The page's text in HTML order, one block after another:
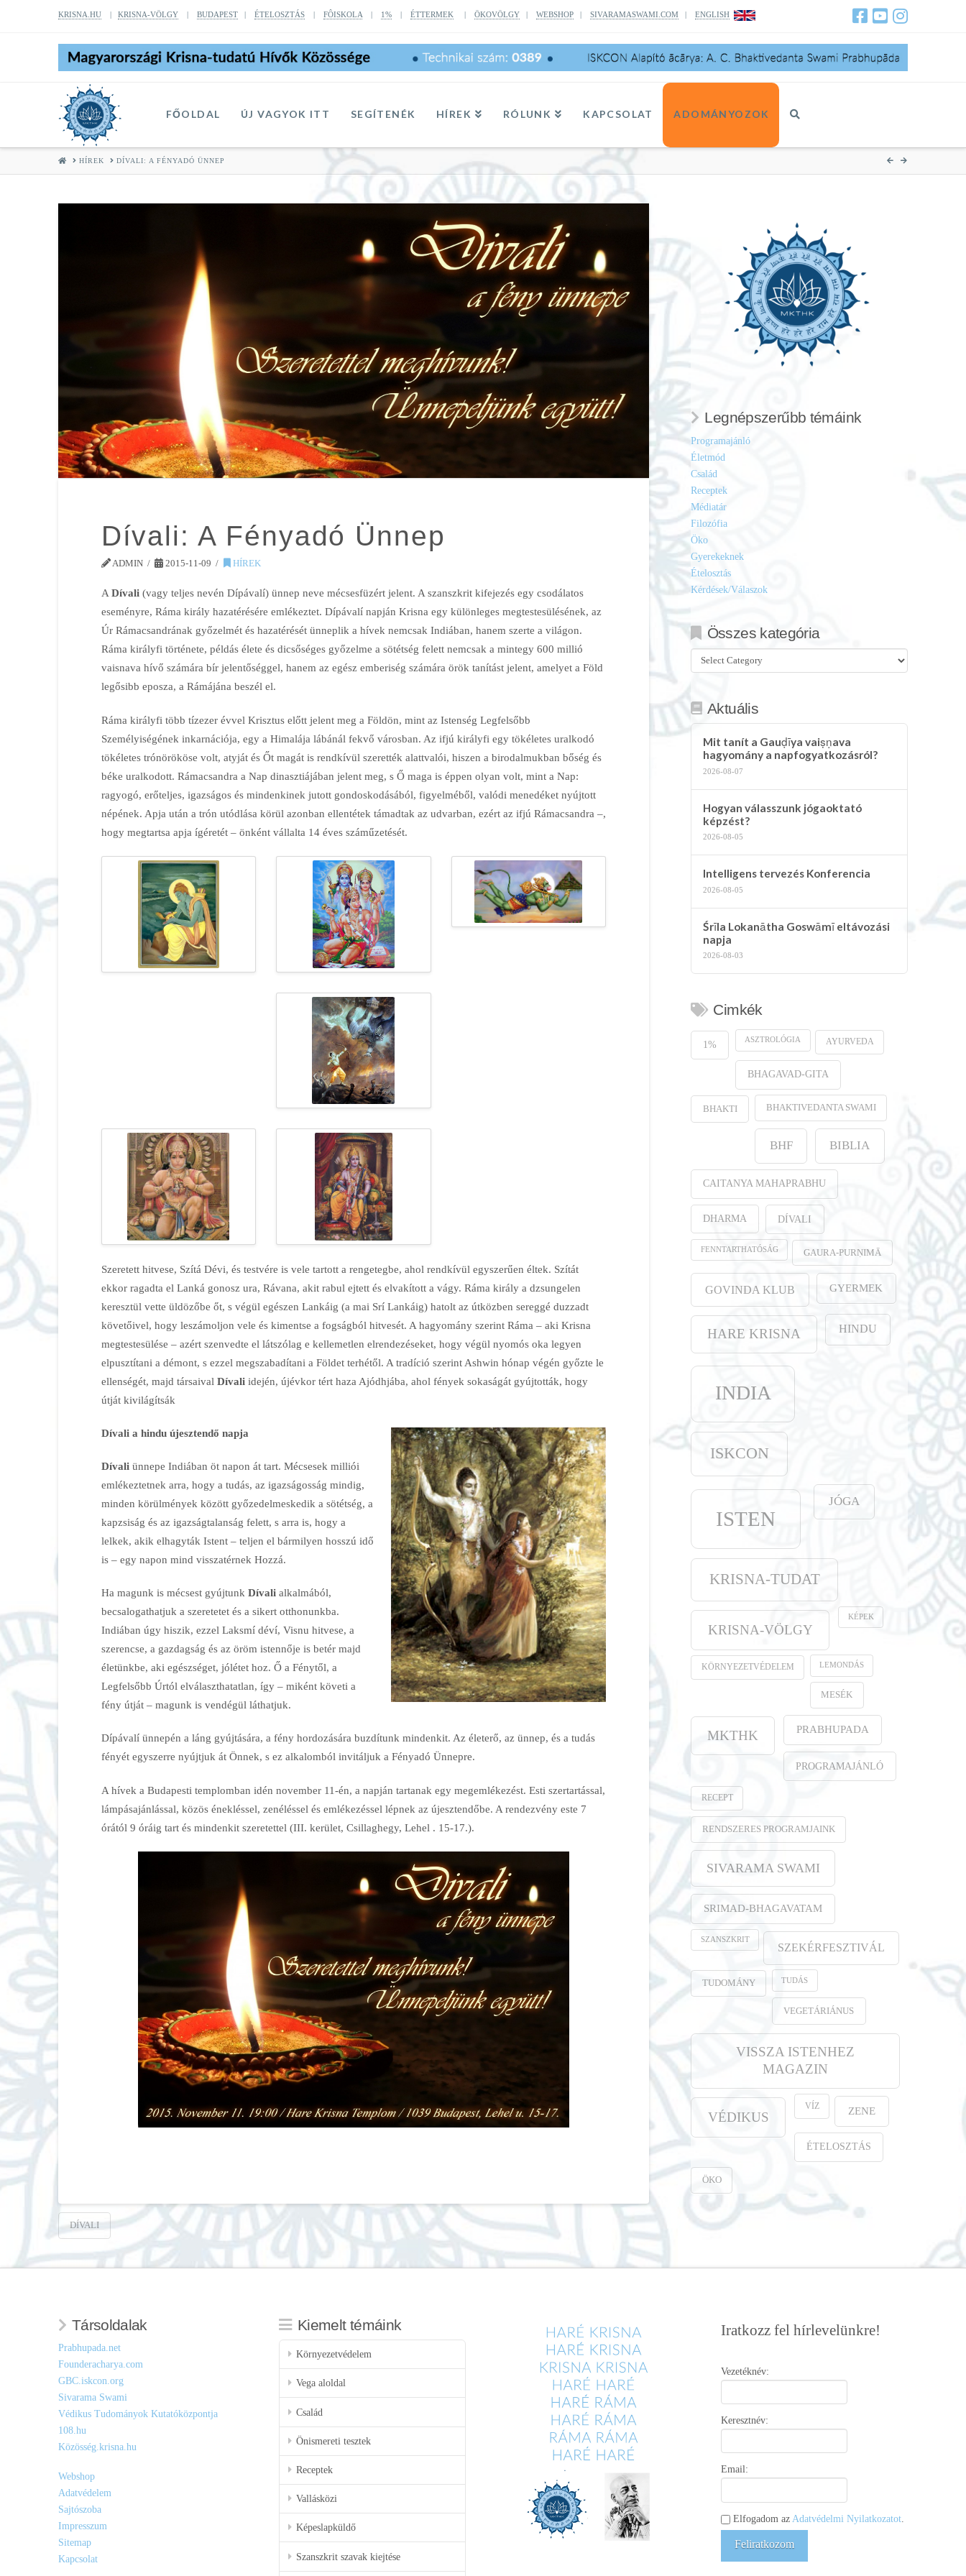
KRISNA.HU| KRISNA-VÖLGY| BUDAPEST| ÉTELOSZTÁS| FÔISKOLA| 1%| ÉTTERMEK | ÖKOVÖLGY| WEBSHOP| SIVARAMASWAMI.COM| ENGLISH
FŐOLDAL ÚJ VAGYOK ITT SEGÍTENÉK HÍREK RÓLUNK KAPCSOLAT ADOMÁNYOZOK
HOMEHÍREK DÍVALI: A FÉNYADÓ ÜNNEP
Dívali: A Fényadó Ünnep
ADMIN 2015-11-09 HÍREK
ADívali(vagy teljes nevén Dípávalí) ünnep neve mécsesfüzért jelent. A szanszkrit kifejezés egy csodálatos
eseményre, Ráma király hazatérésére emlékeztet. Dípávalí napján Krisna egy különleges megtestesülésének, az
Úr Rámacsandrának győzelmét és hazatérését ünneplik a hívek nemcsak Indiában, hanem szerte a világon.
Ráma királyfi története, példás élete és dicsőséges győzelme a sötétség felett nemcsak a mintegy 600 millió
vaisnava hívő számára bír jelentőséggel, hanem az egész emberiség számára örök tanítást jelent, amelyet a Föld
legősibb eposza, a Rámájána beszél el.
Ráma királyfi több tízezer évvel Krisztus előtt jelent meg a Földön, mint az Istenség Legfelsőbb
Személyiségének inkarnációja, egy a Himalája lábánál fekvő városban. Az ifjú királyfi egy tökéletes uralkodó
tökéletes trónörököse volt, atyját és Őt magát is rendkívül szerették alattvalói, hiszen a birodalmukban bőség és
béke uralkodott. Rámacsandra a Nap dinasztiájában jelent meg, s Ő maga is éppen olyan volt, mint a Nap:
ragyogó, erőteljes, igazságos és mindenkinek jutott gondoskodásából, figyelméből, valódi menedéket nyújtott
népének. Apja után a trón utódlása körül azonban ellentétek támadtak az udvarban, ezért az ifjú Rámacsandra –,
hogy megtartsa apja ígéretét – önként vállalta 14 éves száműzetését.
Szeretett hitvese, Szítá Dévi, és testvére is vele tartott a rengetegbe, ahol rendkívül egyszerűen éltek. Szítát
ekkor ragadta el Lanká gonosz ura, Rávana, akit rabul ejtett és elvakított a vágy. Ráma király a dzsungelen
keresztül vette üldözőbe őt, s végül egészen Lankáig (a mai Srí Lankáig) hatolt az útközben sereggé duzzadt
követőivel, hogy leszámoljon vele és kimentse a fogságból hitvesét. A hagyomány szerint Ráma – aki Krisna
megtestesülése – azért szenvedte el látszólag e kellemetlen elrendezéseket, hogy végül nyomós oka legyen
elpusztítani a démont, s ezzel megszabadítani a Földet terhétől. A tradíció szerint Ashwin hónap végén győzte le
ellenségét, majd társaival Dívaliidején, újévkor tért haza Ajódhjába, ahol fények sokaságát gyújtották, hogy
útját kivilágítsák
Dívali a hindu újesztendő napja
Dívaliünnepe Indiában öt napon át tart. Mécsesek milliói
emlékeztetnek arra, hogy a tudás, az igazságosság mindig,
minden körülmények között győzedelmeskedik a sötétség, a
kapzsiság és az igazságtalanság felett, s arra is, hogy a
lelkek, akik elhagyták Istent – teljen el bármilyen hosszú idő
is – egy napon mind visszatérnek Hozzá.
Ha magunk is mécsest gyújtunk Dívalialkalmából,
becsalogathatjuk a szeretetet és a sikert otthonunkba.
Indiában úgy hiszik, ezzel Laksmí déví, Visnu hitvese, a
szerencse, a gazdagság és az öröm istennője is betér majd
életünkbe, aki egészséget, jólétet hoz. Ő a Fénytől, a
Legfelsőbb Úrtól elválaszthatatlan, így – miként követi a
fény útját – magunk is vendégül láthatjuk.
Dípávalí ünnepén a láng gyújtására, a fény hordozására buzdítunk mindenkit. Az életerő, az ünnep, és a tudás
fényét egyszerre nyújtjuk át Önnek, s ez alkalomból invitáljuk a Fényadó Ünnepre.
A hívek a Budapesti templomban idén november 11-én, a napján tartanak egy megemlékezést. Esti szertartással,
lámpásajánlással, közös énekléssel, zenéléssel és emlékezéssel lépnek az újesztendőbe. A rendezvény este 7
órától 9 óráig tart és mindenkit szeretettel (III. kerület, Csillaghegy, Lehel . 15-17.).
DÍVALI
Legnépszerűbb témáink
Programajánló
Életmód
Család
Receptek
Médiatár
Filozófia
Öko
Gyerekeknek
Ételosztás
Kérdések/Válaszok
Összes kategória
Összes
kategória
Aktuális
Mit tanít a Gauḍīya vaiṣṇava
hagyomány a napfogyatkozásról?
2026-08-07
Hogyan válasszunk jógaoktató
képzést?
2026-08-05
Intelligens tervezés Konferencia
2026-08-05
Śrīla Lokanātha Goswāmī eltávozási
napja
2026-08-03
Cimkék
1% ASZTROLÓGIA AYURVEDA
BHAGAVAD-GITA
BHAKTI BHAKTIVEDANTA SWAMI
BHF BIBLIA
CAITANYA MAHAPRABHU
DHARMA DÍVALI
FENNTARTHATÓSÁG GAURA-PURṆIMĀ
GOVINDA KLUB GYERMEK
HARE KRISNA HINDU
INDIA
ISKCON
ISTEN
JÓGA
KRISNA-TUDAT
KRISNA-VÖLGY
KÉPEK
KÖRNYEZETVÉDELEM LEMONDÁS
MESÉK
MKTHK PRABHUPADA
PROGRAMAJÁNLÓ
RECEPT
RENDSZERES PROGRAMJAINK
SIVARAMA SWAMI
SRIMAD-BHAGAVATAM
SZANSZKRIT
SZEKÉRFESZTIVÁL
TUDOMÁNY TUDÁS
VEGETÁRIÁNUS
VISSZA ISTENHEZ
MAGAZIN
VÉDIKUS
VÍZ ZENE
ÉTELOSZTÁS
ÖKO
Társoldalak
Prabhupada.net
Founderacharya.com
GBC.iskcon.org
Sivarama Swami
Védikus Tudományok Kutatóközpontja
108.hu
Közösség.krisna.hu
Webshop
Adatvédelem
Sajtószoba
Impresszum
Sitemap
Kapcsolat
Kiemelt témáink
Környezetvédelem
Vega aloldal
Család
Önismereti tesztek
Receptek
Vallásközi
Képeslapküldő
Szanszkrit szavak kiejtése
Iratkozz fel hírlevelünkre!
Vezetéknév:
Keresztnév:
Email:
Elfogadom az Adatvédelmi Nyilatkozatot
Feliratkozom